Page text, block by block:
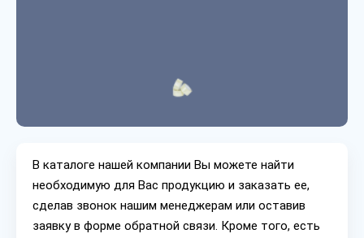
В каталоге нашей компании Вы можете найти
необходимую для Вас продукцию и заказать ее,
сделав звонок нашим менеджерам или оставив
заявку в форме обратной связи. Кроме того, есть